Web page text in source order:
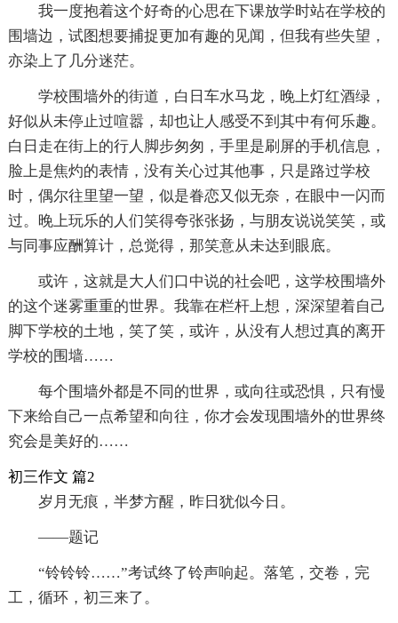
我一度抱着这个好奇的心思在下课放学时站在学校的
围墙边，试图想要捕捉更加有趣的见闻，但我有些失望，
亦染上了几分迷茫。
学校围墙外的街道，白日车水马龙，晚上灯红酒绿，
好似从未停止过喧嚣，却也让人感受不到其中有何乐趣。
白日走在街上的行人脚步匆匆，手里是刷屏的手机信息，
脸上是焦灼的表情，没有关心过其他事，只是路过学校
时，偶尔往里望一望，似是眷恋又似无奈，在眼中一闪而
过。晚上玩乐的人们笑得夸张张扬，与朋友说说笑笑，或
与同事应酬算计，总觉得，那笑意从未达到眼底。
或许，这就是大人们口中说的社会吧，这学校围墙外
的这个迷雾重重的世界。我靠在栏杆上想，深深望着自己
脚下学校的土地，笑了笑，或许，从没有人想过真的离开
学校的围墙……
每个围墙外都是不同的世界，或向往或恐惧，只有慢
下来给自己一点希望和向往，你才会发现围墙外的世界终
究会是美好的……
初三作文 篇2
岁月无痕，半梦方醒，昨日犹似今日。
——题记
“铃铃铃……”考试终了铃声响起。落笔，交卷，完
工，循环，初三来了。